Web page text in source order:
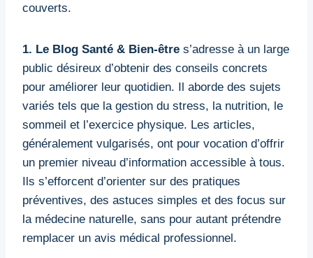
couverts.
1. Le Blog Santé & Bien-être s’adresse à un large
public désireux d’obtenir des conseils concrets
pour améliorer leur quotidien. Il aborde des sujets
variés tels que la gestion du stress, la nutrition, le
sommeil et l’exercice physique. Les articles,
généralement vulgarisés, ont pour vocation d’offrir
un premier niveau d’information accessible à tous.
Ils s’efforcent d’orienter sur des pratiques
préventives, des astuces simples et des focus sur
la médecine naturelle, sans pour autant prétendre
remplacer un avis médical professionnel.